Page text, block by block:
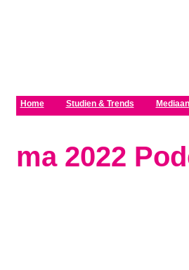
Home Studien & Trends
ma 2022